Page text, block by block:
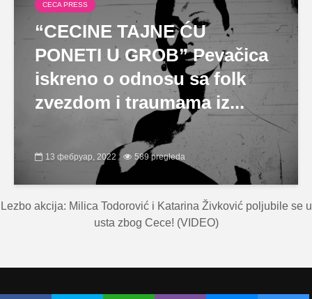
CECA PRESS
“CECINE TAJNE ĆU
PONETI U GROB” Pevačica
iskreno o odnosu sa folk
zvezdom i traumama iz...
13 фебруар, 2022 589 pregleda
Lezbo akcija: Milica Todorović i Katarina Živković poljubile se u
usta zbog Cece! (VIDEO)